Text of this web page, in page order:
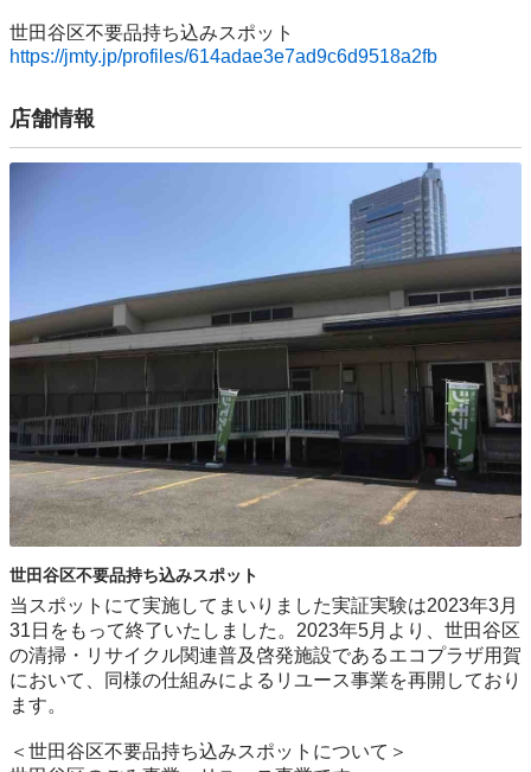
https://jmty.jp/profiles/614adae3e7ad9c6d9518a2fb
店舗情報
世田谷区不要品持ち込みスポット
当スポットにて実施してまいりました実証実験は2023年3月
31日をもって終了いたしました。2023年5月より、世田谷区
の清掃・リサイクル関連普及啓発施設であるエコプラザ用賀
において、同様の仕組みによるリユース事業を再開しており
ます。
＜世田谷区不要品持ち込みスポットについて＞